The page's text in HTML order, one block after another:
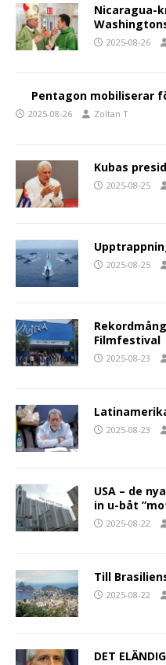
Nicaragua-
2025-08-26
Pentagon mobiliserar
2025-08-26 Zoltan T
Kubas
2025-08-25
2025-08-25
Filmfestival
2025-08-23
2025-08-23
USA – de
in u-båt
2025-08-22
Till
2025-08-22
DET